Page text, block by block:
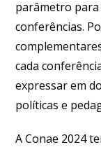
parâmetro para
conferências.
cada
expressar em
políticas e
A Conae 2024